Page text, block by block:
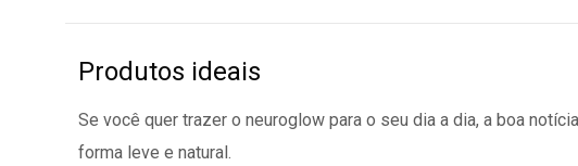
Produtos ideais
Se você quer trazer o neuroglow para o seu dia a dia, a boa
forma leve e natural.